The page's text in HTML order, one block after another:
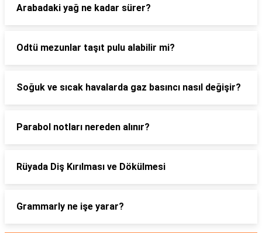
Arabadaki yağ ne kadar sürer?
Odtü mezunlar taşıt pulu alabilir mi?
Soğuk ve sıcak havalarda gaz basıncı nasıl değişir?
Parabol notları nereden alınır?
Rüyada Diş Kırılması ve Dökülmesi
Grammarly ne işe yarar?